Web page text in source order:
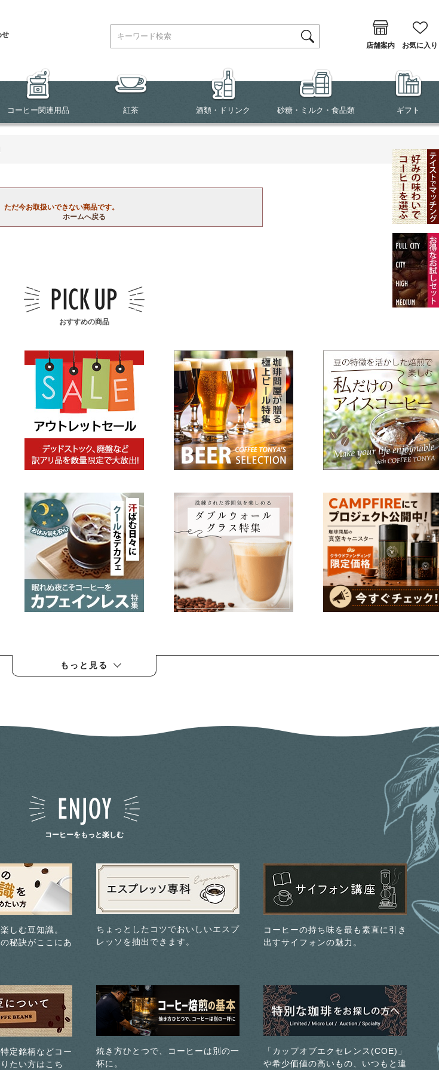
せ
店舗案内
お気に入り
コーヒー関連用品 紅茶 酒類・ドリンク 砂糖・ミルク・食品類 ギフト
だ今お取扱いできない商品です。
ホームへ戻る
おすすめの商品
もっと見る
コーヒーをもっと楽しむ
しむ豆知識。
秘訣がここにあ
ちょっとしたコツでおいしいエスプ
レッソを抽出できます。
コーヒーの持ち味を最も素直に引き
出すサイフォンの魅力。
定銘柄などコー
たい方はこち
焼き方ひとつで、コーヒーは別の一
杯に。
「カップオブエクセレンス(COE)」
や希少価値の高いもの、いつもと違